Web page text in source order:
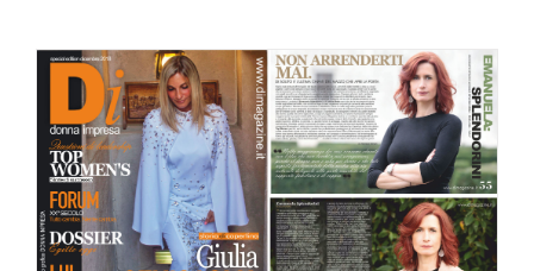
Intervista Dimagazine
Net